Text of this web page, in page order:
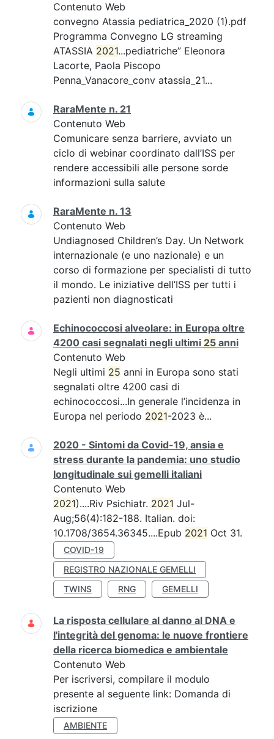
Contenuto Web
convegno Atassia pediatrica_2020 (1).pdf
Programma Convegno LG streaming
ATASSIA 2021...pediatriche” Eleonora
Lacorte, Paola Piscopo
Penna_Vanacore_conv atassia_21...
RaraMente n. 21
Contenuto Web
Comunicare senza barriere, avviato un
ciclo di webinar coordinato dall’ISS per
rendere accessibili alle persone sorde
informazioni sulla salute
RaraMente n. 13
Contenuto Web
Undiagnosed Children’s Day. Un Network
internazionale (e uno nazionale) e un
corso di formazione per specialisti di tutto
il mondo. Le iniziative dell’ISS per tutti i
pazienti non diagnosticati
Echinococcosi alveolare: in Europa oltre
4200 casi segnalati negli ultimi 25 anni
Contenuto Web
Negli ultimi 25 anni in Europa sono stati
segnalati oltre 4200 casi di
echinococcosi...In generale l’incidenza in
Europa nel periodo 2021-2023 è...
2020 - Sintomi da Covid-19, ansia e
stress durante la pandemia: uno studio
longitudinale sui gemelli italiani
Contenuto Web
2021)....Riv Psichiatr. 2021 Jul-
Aug;56(4):182-188. Italian. doi:
10.1708/3654.36345....Epub 2021 Oct 31.
COVID-19
REGISTRO NAZIONALE GEMELLI
TWINS
RNG GEMELLI
La risposta cellulare al danno al DNA e
l'integrità del genoma: le nuove frontiere
della ricerca biomedica e ambientale
Contenuto Web
Per iscriversi, compilare il modulo
presente al seguente link: Domanda di
iscrizione
AMBIENTE